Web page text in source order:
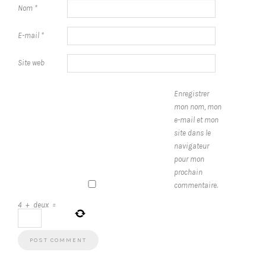
Nom *
E-mail *
Site web
Enregistrer
mon nom, mon
e-mail et mon
site dans le
navigateur
pour mon
prochain
commentaire.
4 + deux =